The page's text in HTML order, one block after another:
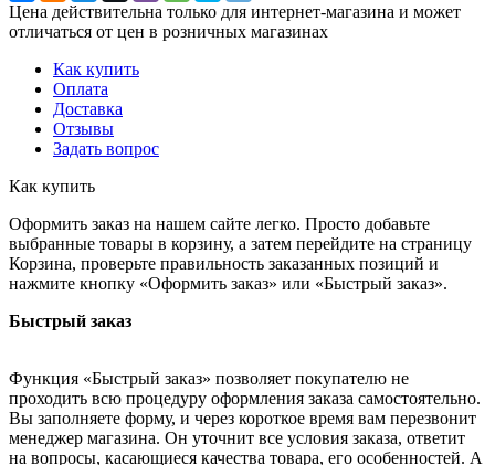
Цена действительна только для интернет-магазина и может
отличаться от цен в розничных магазинах
Как купить
Оплата
Доставка
Отзывы
Задать вопрос
Как купить
Оформить заказ на нашем сайте легко. Просто добавьте
выбранные товары в корзину, а затем перейдите на страницу
Корзина, проверьте правильность заказанных позиций и
нажмите кнопку «Оформить заказ» или «Быстрый заказ».
Быстрый заказ
Функция «Быстрый заказ» позволяет покупателю не
проходить всю процедуру оформления заказа самостоятельно.
Вы заполняете форму, и через короткое время вам перезвонит
менеджер магазина. Он уточнит все условия заказа, ответит
на вопросы, касающиеся качества товара, его особенностей. А